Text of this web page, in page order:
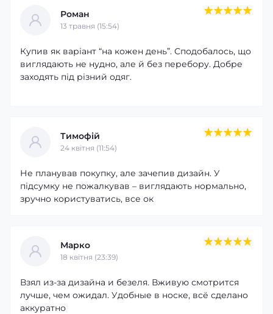
Роман
13 травня (15:54)
Купив як варіант “на кожен день”. Сподобалось, що
виглядають не нудно, але й без перебору. Добре
заходять під різний одяг.
Тимофій
24 квітня (11:54)
Не планував покупку, але зачепив дизайн. У
підсумку не пожалкував – виглядають нормально,
зручно користуватись, все ок
Марко
18 квітня (23:39)
Взял из-за дизайна и безеля. Вживую смотрится
лучше, чем ожидал. Удобные в носке, всё сделано
аккуратно